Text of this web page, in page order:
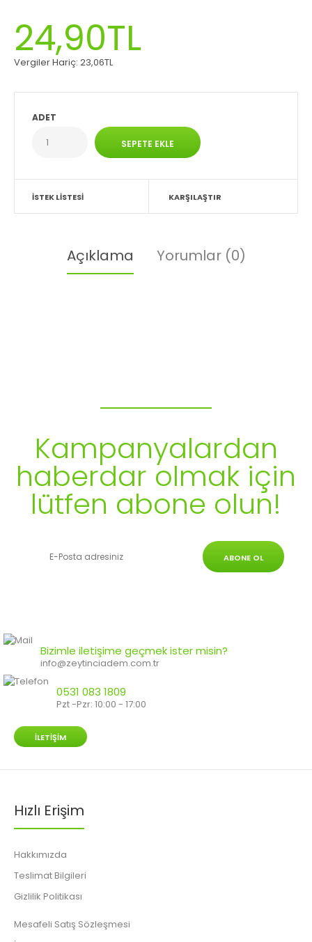
24,90TL
Vergiler Hariç: 23,06TL
ADET
İSTEK LISTESI KARŞILAŞTIR
Açıklama Yorumlar (0)
Kampanyalardan
haberdar olmak için
lütfen abone olun!
ABONE OL
Bizimle iletişime geçmek ister misin?
info@zeytinciadem.com.tr
0531 083 1809
Pzt -Pzr: 10:00 - 17:00
İLETIŞIM
Hızlı Erişim
Hakkımızda
Teslimat Bilgileri
Gizlilik Politikası
Mesafeli Satış Sözleşmesi